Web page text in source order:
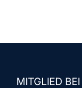
MITGLIED BEI